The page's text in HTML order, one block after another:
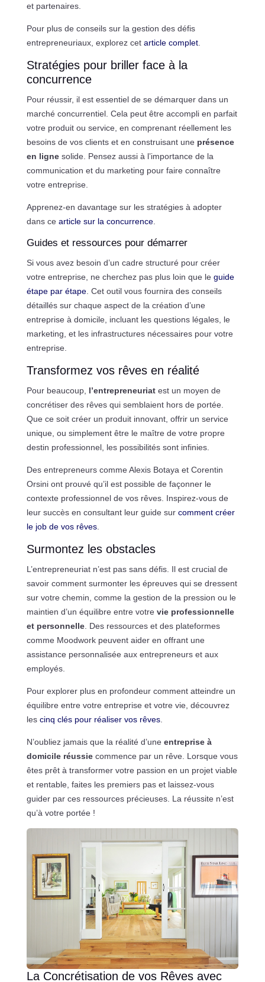
et partenaires.
Pour plus de conseils sur la gestion des défis
entrepreneuriaux, explorez cet article complet.
Stratégies pour briller face à la
concurrence
Pour réussir, il est essentiel de se démarquer dans un
marché concurrentiel. Cela peut être accompli en parfait
votre produit ou service, en comprenant réellement les
besoins de vos clients et en construisant une présence
en lignesolide. Pensez aussi à l’importance de la
communication et du marketing pour faire connaître
votre entreprise.
Apprenez-en davantage sur les stratégies à adopter
dans ce article sur la concurrence.
Guides et ressources pour démarrer
Si vous avez besoin d’un cadre structuré pour créer
votre entreprise, ne cherchez pas plus loin que le guide
étape par étape. Cet outil vous fournira des conseils
détaillés sur chaque aspect de la création d’une
entreprise à domicile, incluant les questions légales, le
marketing, et les infrastructures nécessaires pour votre
entreprise.
Transformez vos rêves en réalité
Pour beaucoup, l’entrepreneuriatest un moyen de
concrétiser des rêves qui semblaient hors de portée.
Que ce soit créer un produit innovant, offrir un service
unique, ou simplement être le maître de votre propre
destin professionnel, les possibilités sont infinies.
Des entrepreneurs comme Alexis Botaya et Corentin
Orsini ont prouvé qu’il est possible de façonner le
contexte professionnel de vos rêves. Inspirez-vous de
leur succès en consultant leur guide sur comment créer
le job de vos rêves.
Surmontez les obstacles
L’entrepreneuriat n’est pas sans défis. Il est crucial de
savoir comment surmonter les épreuves qui se dressent
sur votre chemin, comme la gestion de la pression ou le
maintien d’un équilibre entre votre vie professionnelle
et personnelle. Des ressources et des plateformes
comme Moodwork peuvent aider en offrant une
assistance personnalisée aux entrepreneurs et aux
employés.
Pour explorer plus en profondeur comment atteindre un
équilibre entre votre entreprise et votre vie, découvrez
les cinq clés pour réaliser vos rêves.
N’oubliez jamais que la réalité d’une entreprise à
domicile réussiecommence par un rêve. Lorsque vous
êtes prêt à transformer votre passion en un projet viable
et rentable, faites les premiers pas et laissez-vous
guider par ces ressources précieuses. La réussite n’est
qu’à votre portée !
La Concrétisation de vos Rêves avec